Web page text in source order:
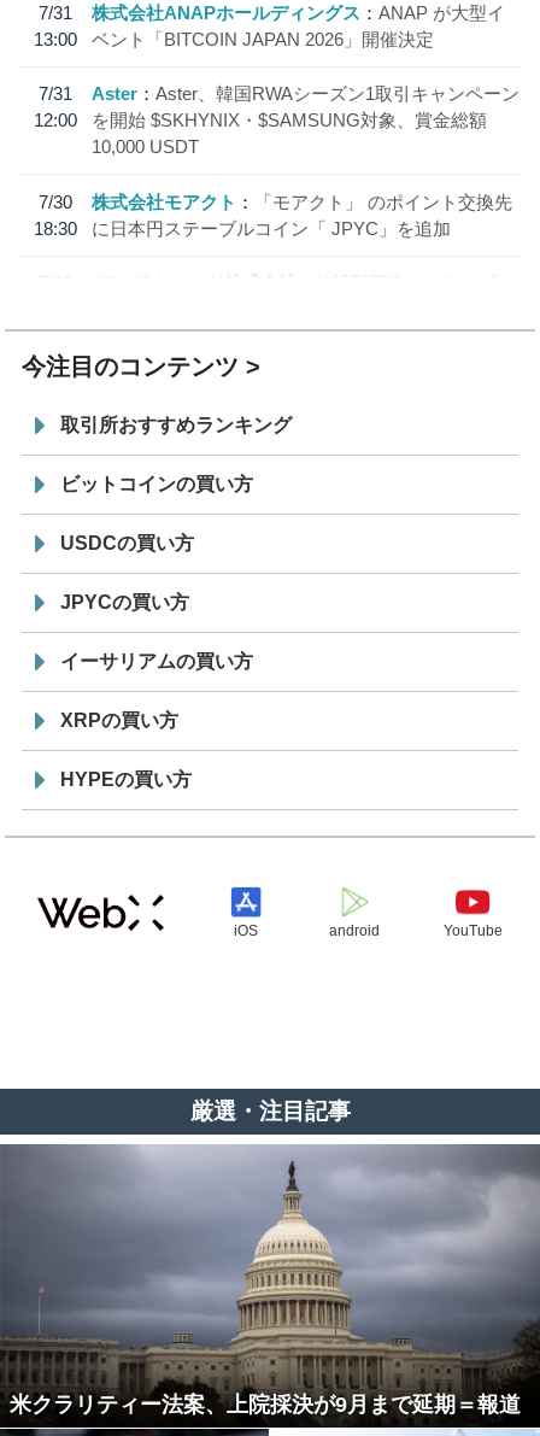
7/31
13:00
株式会社ANAPホールディングス
ANAP が大型イ
ベント「BITCOIN JAPAN 2026」開催決定
7/31
12:00
Aster
Aster、韓国RWAシーズン1取引キャンペーン
を開始 $SKHYNIX・$SAMSUNG対象、賞金総額
10,000 USDT
7/30
18:30
株式会社モアクト
「モアクト」 のポイント交換先
に日本円ステーブルコイン「 JPYC」を追加
7/29
SBI VCトレード株式会社
信託型円建てステーブル
今注目のコンテンツ
取引所おすすめランキング
ビットコインの買い方
USDCの買い方
JPYCの買い方
イーサリアムの買い方
XRPの買い方
HYPEの買い方
iOS android YouTube
厳選・注目記事
米クラリティー法案、上院採決が9月まで延期＝報道